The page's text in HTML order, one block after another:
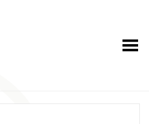
Toggle Menu